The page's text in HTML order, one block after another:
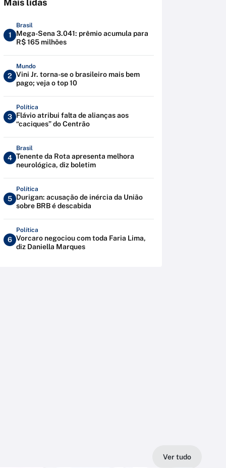
Mais lidas
1
Brasil
Mega-Sena 3.041: prêmio acumula para
R$ 165 milhões
2
Mundo
Vini Jr. torna-se o brasileiro mais bem
pago; veja o top 10
3
Política
Flávio atribui falta de alianças aos
“caciques” do Centrão
4
Brasil
Tenente da Rota apresenta melhora
neurológica, diz boletim
5
Política
Durigan: acusação de inércia da União
sobre BRB é descabida
6
Política
Vorcaro negociou com toda Faria Lima,
diz Daniella Marques
Ver tudo